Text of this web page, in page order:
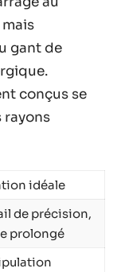
gant de
conçus se
rayons
idéale
de précision,
prolongé